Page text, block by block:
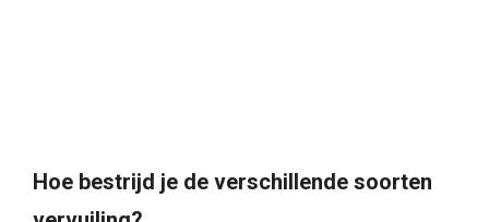
Hoe bestrijd je de verschillende soorten